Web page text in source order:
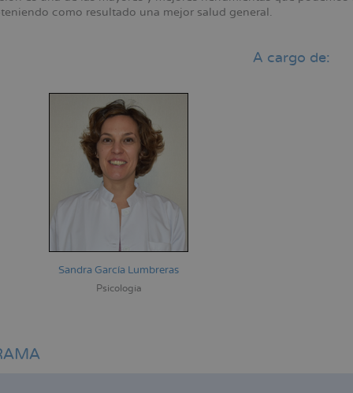
como resultado una mejor salud general.
A cargo de:
Sandra García Lumbreras
Psicología